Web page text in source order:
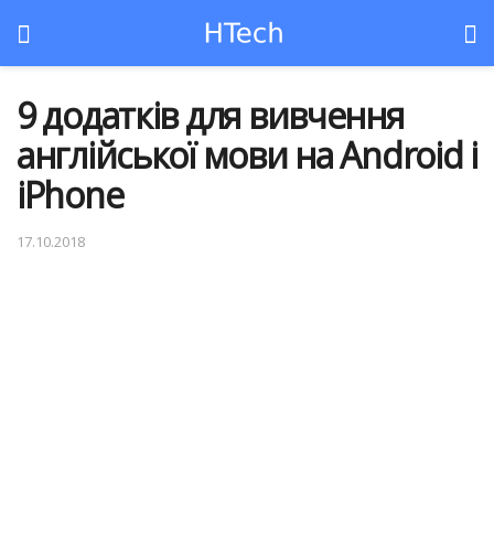
9 додатків для вивчення
англійської мови на Android і
iPhone
17.10.2018